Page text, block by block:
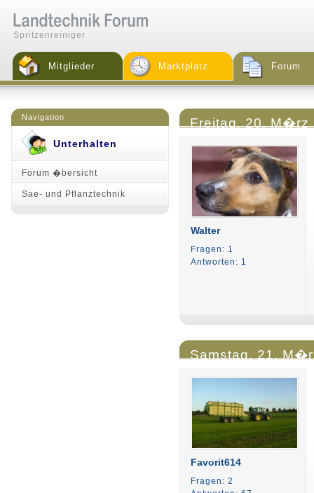
Spritzenreiniger
Mitglieder Marktplatz Forum
Navigation
Unterhalten
Forum �bersicht
Sae- und Pflanztechnik
Freitag, 20. M�rz
Walter
Fragen: 1
Antworten: 1
Samstag, 21.
Favorit614
Fragen: 2